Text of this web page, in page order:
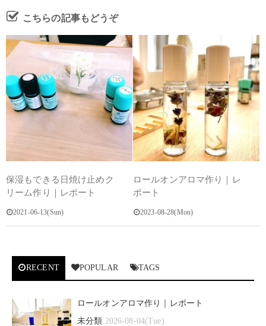
こちらの記事もどうぞ
保湿もできる日焼け止めク
リーム作り｜レポート
2021-06-13(Sun)
ロールオンアロマ作り｜レ
ポート
2023-08-28(Mon)
RECENT POPULAR TAGS
ロールオンアロマ作り｜レポート
未分類 2026-08-04(Tue)